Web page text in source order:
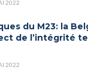
2022
du M23: la
de l’intégrité
2022